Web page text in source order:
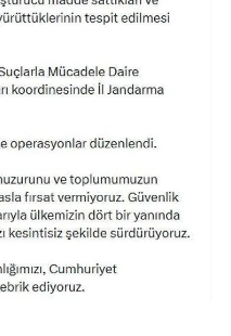
Kastamonu
Kayseri
Kocaeli
Kütahya